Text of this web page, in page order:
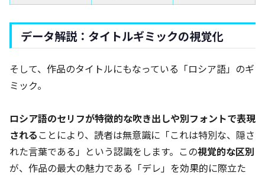
データ解説：タイトルギミックの視覚化
そして、作品のタイトルにもなっている「ロシア語」のギ
ミック。
ロシア語のセリフが特徴的な吹き出しや別フォントで表現
される ことにより、読者は無意識に「これは特別な、隠さ
れた言葉である」という認識をします。この視覚的な区別
が、作品の最大の魅力である「デレ」を効果的に際立た